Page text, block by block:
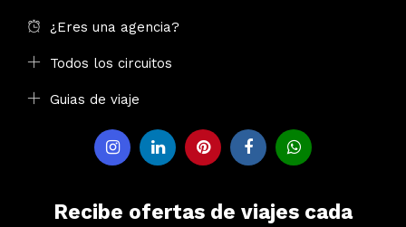
¿Eres una agencia?
Todos los circuitos
Guias de viaje
Recibe ofertas de viajes cada